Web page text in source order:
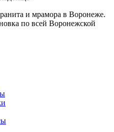
и мрамора в Воронеже.
по всей Воронежской